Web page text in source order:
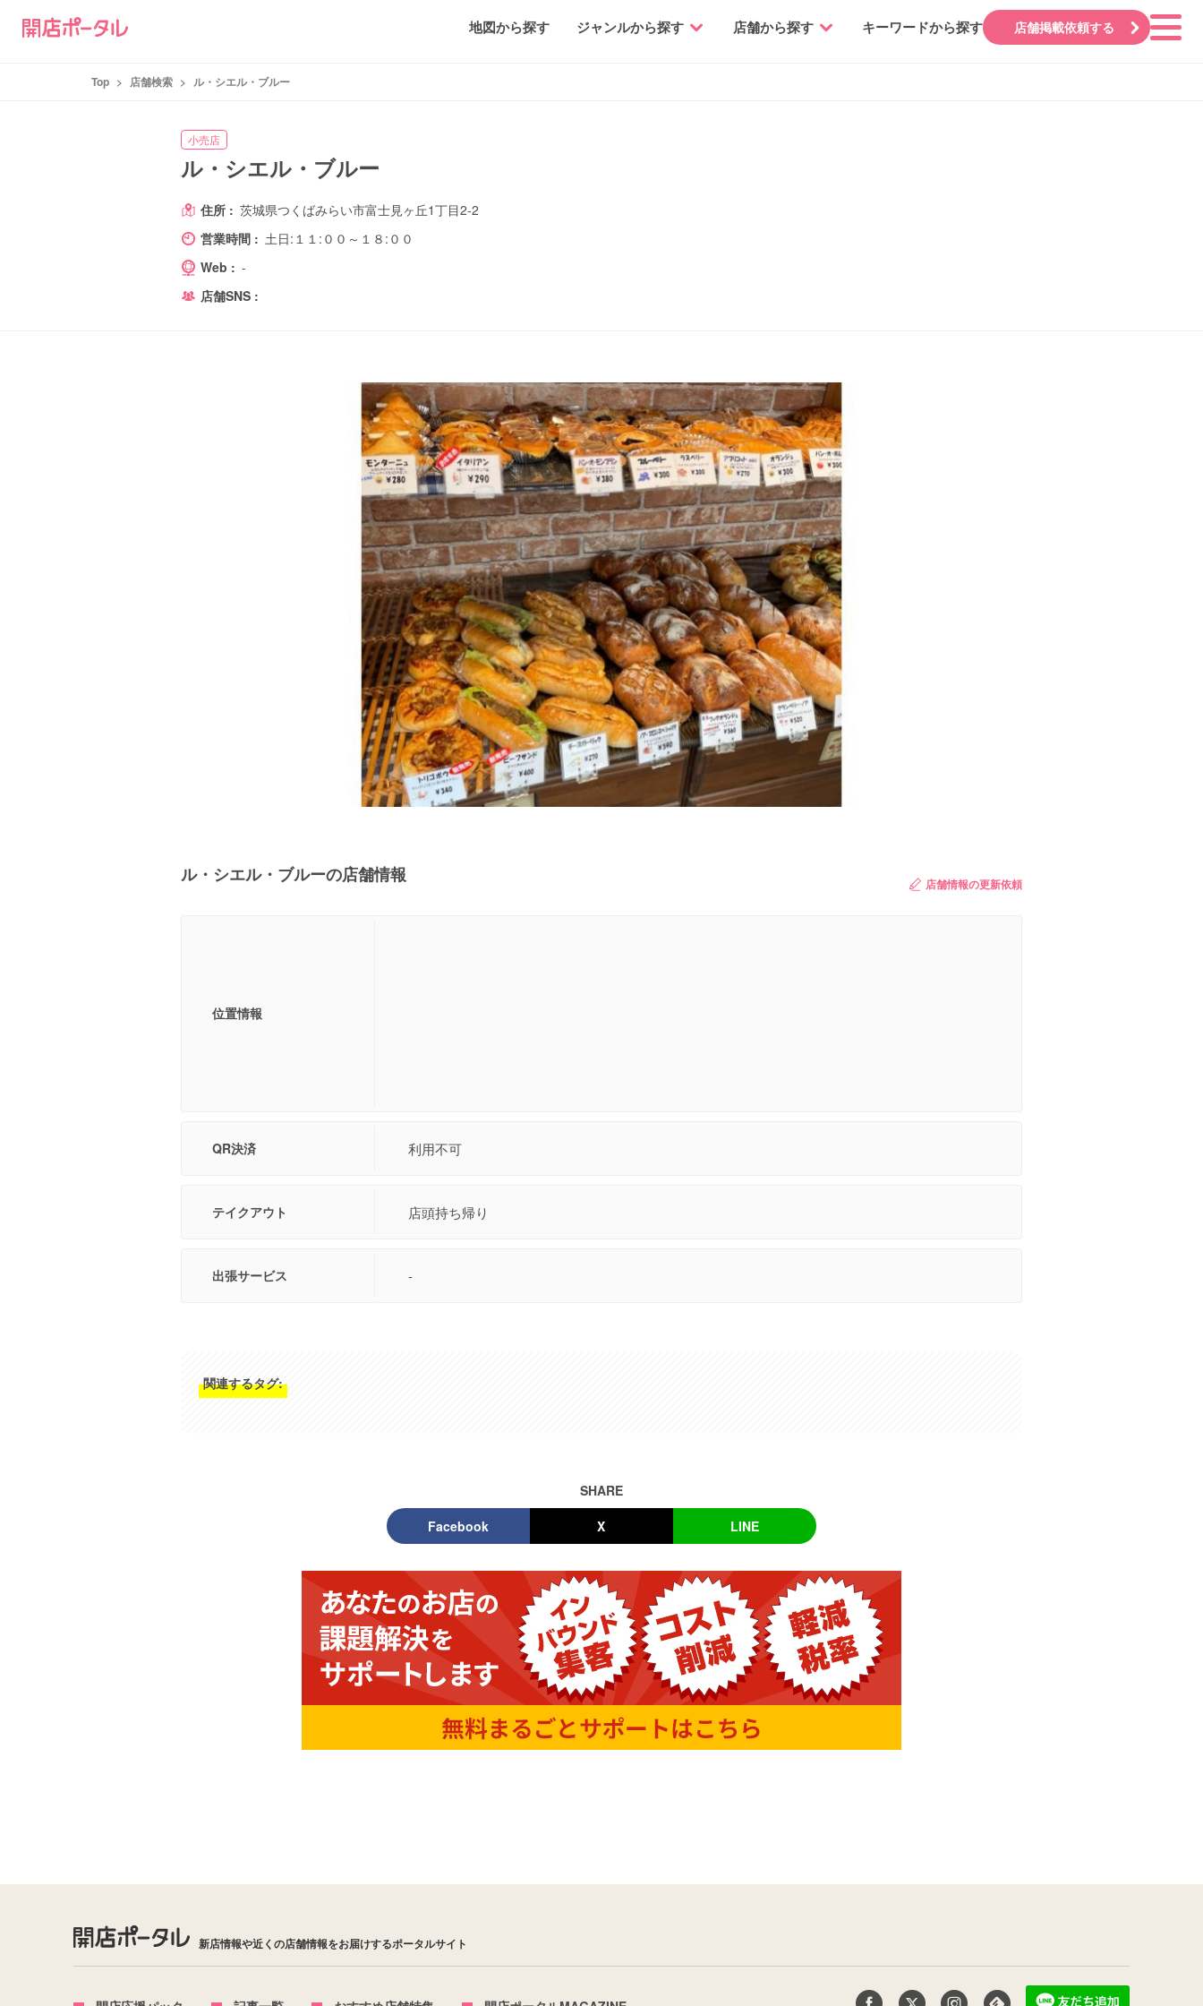
地図から探す ジャンルから探す 店舗から探す キーワードから探す 店舗掲載依頼する
Top > 店舗検索 > ル・シエル・ブルー
小売店
ル・シエル・ブルー
住所 : 茨城県つくばみらい市富士見ヶ丘1丁目2-2
営業時間 : 土日:１１:００～１８:００
Web : -
店舗SNS :
ル・シエル・ブルーの店舗情報 店舗情報の更新依頼
位置情報
QR決済 利用不可
テイクアウト 店頭持ち帰り
出張サービス -
関連するタグ:
SHARE
Facebook X LINE
新店情報や近くの店舗情報をお届けするポータルサイト